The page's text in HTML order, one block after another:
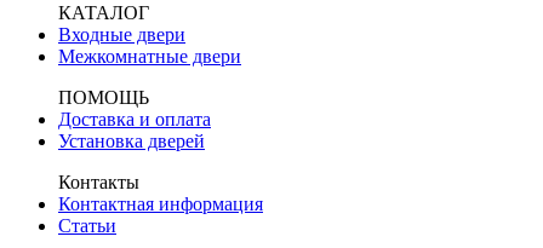
КАТАЛОГ
Входные двери
Межкомнатные двери
ПОМОЩЬ
Доставка и оплата
Установка дверей
Контакты
Контактная информация
Статьи